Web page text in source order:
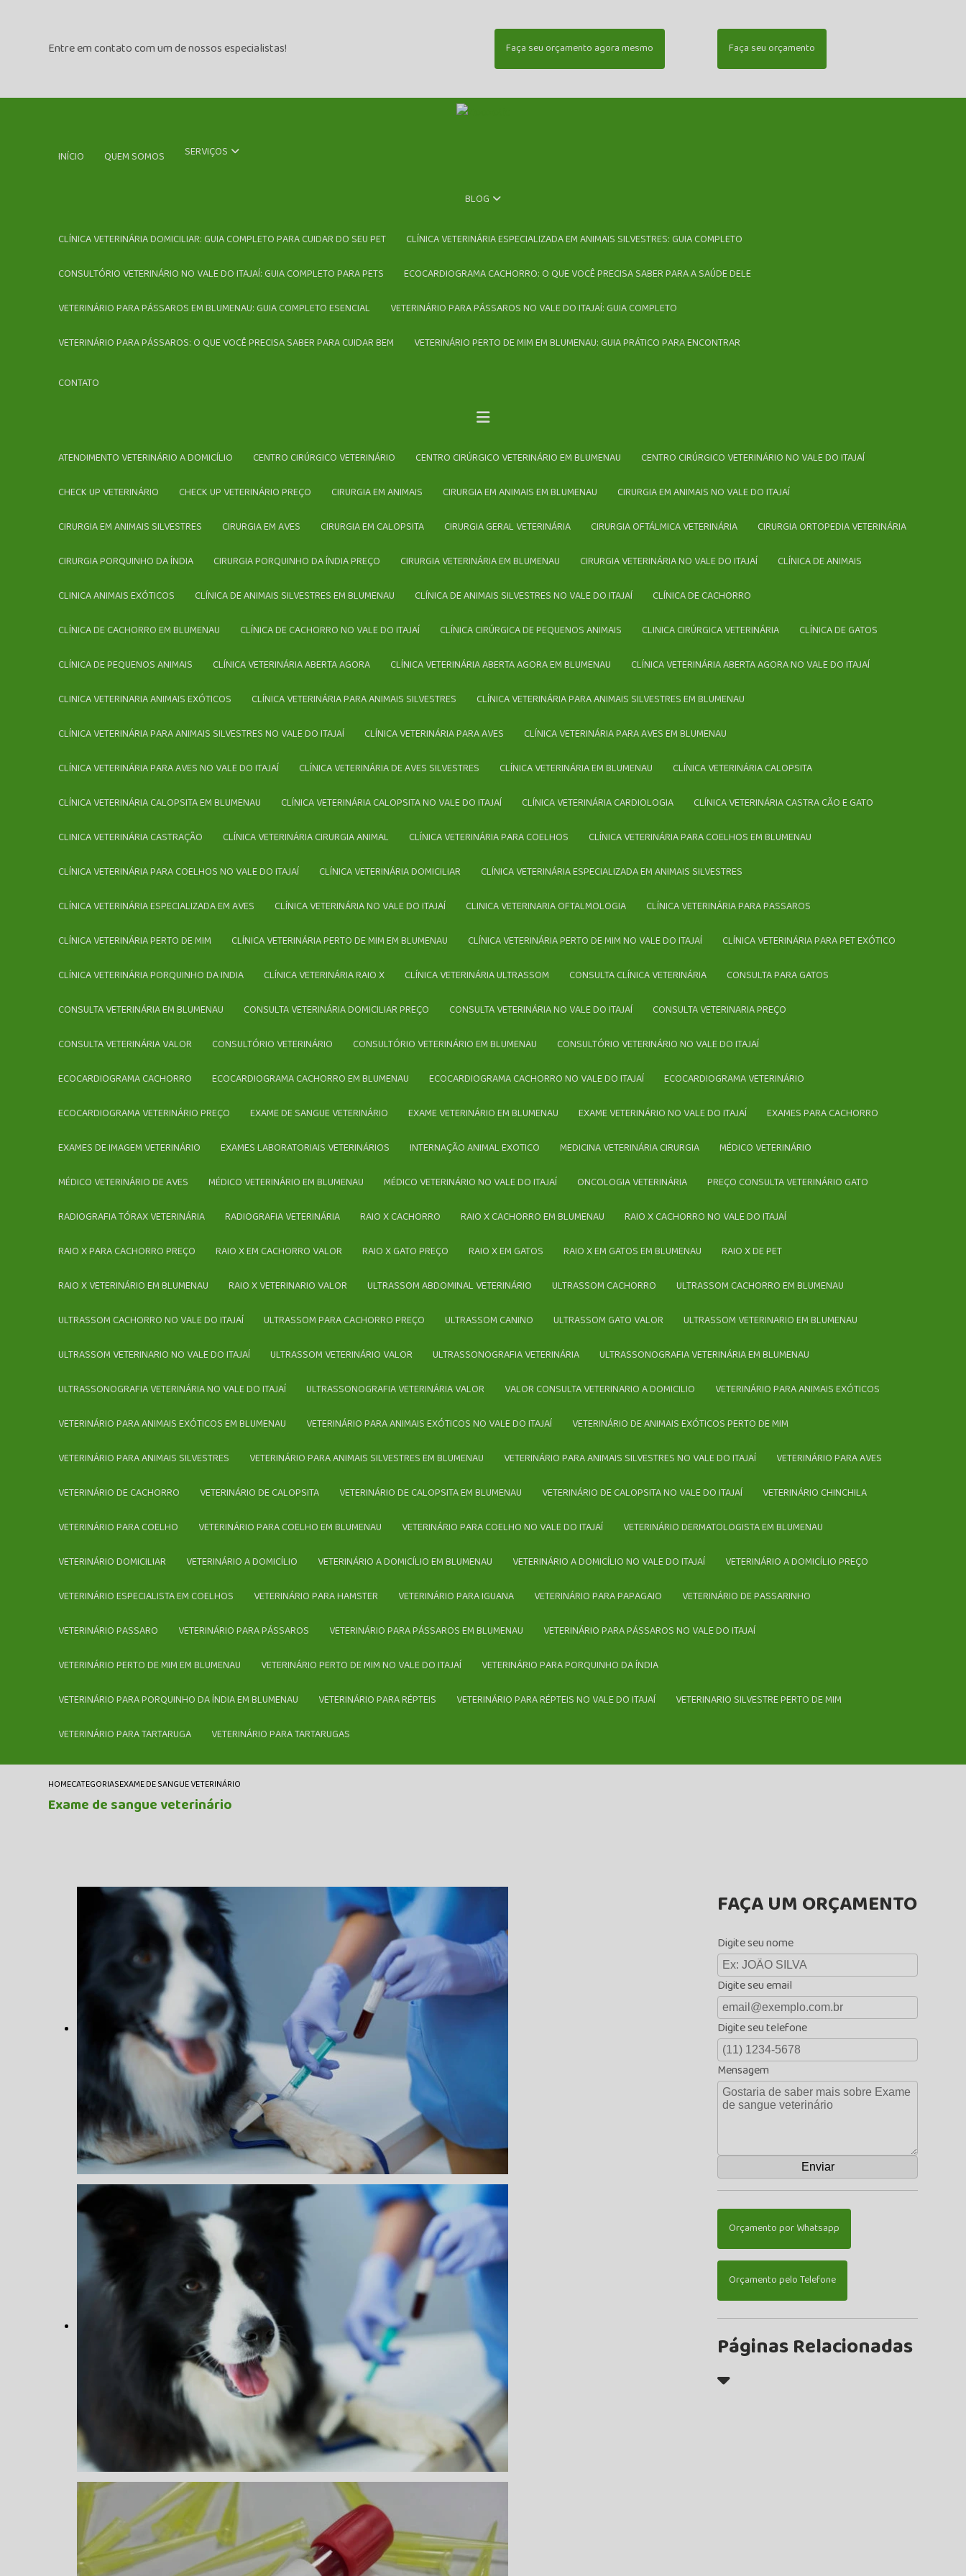
Entre em contato com um de nossos especialistas! Faça seu orçamento agora mesmo Faça seu orçamento
INÍCIO QUEM SOMOS SERVIÇOS
BLOG
CLÍNICA VETERINÁRIA DOMICILIAR: GUIA COMPLETO PARA CUIDAR DO SEU PET
CLÍNICA VETERINÁRIA ESPECIALIZADA EM ANIMAIS SILVESTRES: GUIA COMPLETO
CONSULTÓRIO VETERINÁRIO NO VALE DO ITAJAÍ: GUIA COMPLETO PARA PETS
ECOCARDIOGRAMA CACHORRO: O QUE VOCÊ PRECISA SABER PARA A SAÚDE DELE
VETERINÁRIO PARA PÁSSAROS EM BLUMENAU: GUIA COMPLETO ESENCIAL
VETERINÁRIO PARA PÁSSAROS NO VALE DO ITAJAÍ: GUIA COMPLETO
VETERINÁRIO PARA PÁSSAROS: O QUE VOCÊ PRECISA SABER PARA CUIDAR BEM
VETERINÁRIO PERTO DE MIM EM BLUMENAU: GUIA PRÁTICO PARA ENCONTRAR
CONTATO
ATENDIMENTO VETERINÁRIO A DOMICÍLIO CENTRO CIRÚRGICO VETERINÁRIO CENTRO CIRÚRGICO VETERINÁRIO EM BLUMENAU
CENTRO CIRÚRGICO VETERINÁRIO NO VALE DO ITAJAÍ
CHECK UP VETERINÁRIO
CHECK UP VETERINÁRIO PREÇO CIRURGIA EM ANIMAIS CIRURGIA EM ANIMAIS EM BLUMENAU
CIRURGIA EM ANIMAIS NO VALE DO ITAJAÍ
CIRURGIA EM ANIMAIS SILVESTRES
CIRURGIA EM AVES CIRURGIA EM CALOPSITA CIRURGIA GERAL VETERINÁRIA CIRURGIA OFTÁLMICA VETERINÁRIA
CIRURGIA ORTOPEDIA VETERINÁRIA
CIRURGIA PORQUINHO DA ÍNDIA
CIRURGIA PORQUINHO DA ÍNDIA PREÇO CIRURGIA VETERINÁRIA EM BLUMENAU CIRURGIA VETERINÁRIA NO VALE DO ITAJAÍ
CLÍNICA DE ANIMAIS
CLINICA ANIMAIS EXÓTICOS
CLÍNICA DE ANIMAIS SILVESTRES EM BLUMENAU CLÍNICA DE ANIMAIS SILVESTRES NO VALE DO ITAJAÍ
CLÍNICA DE CACHORRO
CLÍNICA DE CACHORRO EM BLUMENAU
CLÍNICA DE CACHORRO NO VALE DO ITAJAÍ CLÍNICA CIRÚRGICA DE PEQUENOS ANIMAIS CLINICA CIRÚRGICA VETERINÁRIA
CLÍNICA DE GATOS
CLÍNICA DE PEQUENOS ANIMAIS
CLÍNICA VETERINÁRIA ABERTA AGORA CLÍNICA VETERINÁRIA ABERTA AGORA EM BLUMENAU
CLÍNICA VETERINÁRIA ABERTA AGORA NO VALE DO ITAJAÍ
CLINICA VETERINARIA ANIMAIS EXÓTICOS
CLÍNICA VETERINÁRIA PARA ANIMAIS SILVESTRES
CLÍNICA VETERINÁRIA PARA ANIMAIS SILVESTRES EM BLUMENAU
CLÍNICA VETERINÁRIA PARA ANIMAIS SILVESTRES NO VALE DO ITAJAÍ
CLÍNICA VETERINÁRIA PARA AVES
CLÍNICA VETERINÁRIA PARA AVES EM BLUMENAU
CLÍNICA VETERINÁRIA PARA AVES NO VALE DO ITAJAÍ
CLÍNICA VETERINÁRIA DE AVES SILVESTRES CLÍNICA VETERINÁRIA EM BLUMENAU
CLÍNICA VETERINÁRIA CALOPSITA
CLÍNICA VETERINÁRIA CALOPSITA EM BLUMENAU
CLÍNICA VETERINÁRIA CALOPSITA NO VALE DO ITAJAÍ CLÍNICA VETERINÁRIA CARDIOLOGIA
CLÍNICA VETERINÁRIA CASTRA CÃO E GATO
CLINICA VETERINÁRIA CASTRAÇÃO
CLÍNICA VETERINÁRIA CIRURGIA ANIMAL CLÍNICA VETERINÁRIA PARA COELHOS
CLÍNICA VETERINÁRIA PARA COELHOS EM BLUMENAU
CLÍNICA VETERINÁRIA PARA COELHOS NO VALE DO ITAJAÍ
CLÍNICA VETERINÁRIA DOMICILIAR
CLÍNICA VETERINÁRIA ESPECIALIZADA EM ANIMAIS SILVESTRES
CLÍNICA VETERINÁRIA ESPECIALIZADA EM AVES
CLÍNICA VETERINÁRIA NO VALE DO ITAJAÍ CLINICA VETERINARIA OFTALMOLOGIA
CLÍNICA VETERINÁRIA PARA PASSAROS
CLÍNICA VETERINÁRIA PERTO DE MIM
CLÍNICA VETERINÁRIA PERTO DE MIM EM BLUMENAU CLÍNICA VETERINÁRIA PERTO DE MIM NO VALE DO ITAJAÍ
CLÍNICA VETERINÁRIA PARA PET EXÓTICO
CLÍNICA VETERINÁRIA PORQUINHO DA INDIA
CLÍNICA VETERINÁRIA RAIO X CLÍNICA VETERINÁRIA ULTRASSOM CONSULTA CLÍNICA VETERINÁRIA
CONSULTA PARA GATOS
CONSULTA VETERINÁRIA EM BLUMENAU
CONSULTA VETERINÁRIA DOMICILIAR PREÇO CONSULTA VETERINÁRIA NO VALE DO ITAJAÍ
CONSULTA VETERINARIA PREÇO
CONSULTA VETERINÁRIA VALOR
CONSULTÓRIO VETERINÁRIO CONSULTÓRIO VETERINÁRIO EM BLUMENAU
CONSULTÓRIO VETERINÁRIO NO VALE DO ITAJAÍ
ECOCARDIOGRAMA CACHORRO
ECOCARDIOGRAMA CACHORRO EM BLUMENAU ECOCARDIOGRAMA CACHORRO NO VALE DO ITAJAÍ
ECOCARDIOGRAMA VETERINÁRIO
ECOCARDIOGRAMA VETERINÁRIO PREÇO
EXAME DE SANGUE VETERINÁRIO EXAME VETERINÁRIO EM BLUMENAU EXAME VETERINÁRIO NO VALE DO ITAJAÍ
EXAMES PARA CACHORRO
EXAMES DE IMAGEM VETERINÁRIO
EXAMES LABORATORIAIS VETERINÁRIOS INTERNAÇÃO ANIMAL EXOTICO MEDICINA VETERINÁRIA CIRURGIA
MÉDICO VETERINÁRIO
MÉDICO VETERINÁRIO DE AVES
MÉDICO VETERINÁRIO EM BLUMENAU MÉDICO VETERINÁRIO NO VALE DO ITAJAÍ ONCOLOGIA VETERINÁRIA
PREÇO CONSULTA VETERINÁRIO GATO
RADIOGRAFIA TÓRAX VETERINÁRIA
RADIOGRAFIA VETERINÁRIA RAIO X CACHORRO RAIO X CACHORRO EM BLUMENAU
RAIO X CACHORRO NO VALE DO ITAJAÍ
RAIO X PARA CACHORRO PREÇO
RAIO X EM CACHORRO VALOR RAIO X GATO PREÇO RAIO X EM GATOS RAIO X EM GATOS EM BLUMENAU
RAIO X DE PET
RAIO X VETERINÁRIO EM BLUMENAU
RAIO X VETERINARIO VALOR ULTRASSOM ABDOMINAL VETERINÁRIO ULTRASSOM CACHORRO
ULTRASSOM CACHORRO EM BLUMENAU
ULTRASSOM CACHORRO NO VALE DO ITAJAÍ
ULTRASSOM PARA CACHORRO PREÇO ULTRASSOM CANINO ULTRASSOM GATO VALOR
ULTRASSOM VETERINARIO EM BLUMENAU
ULTRASSOM VETERINARIO NO VALE DO ITAJAÍ
ULTRASSOM VETERINÁRIO VALOR ULTRASSONOGRAFIA VETERINÁRIA
ULTRASSONOGRAFIA VETERINÁRIA EM BLUMENAU
ULTRASSONOGRAFIA VETERINÁRIA NO VALE DO ITAJAÍ
ULTRASSONOGRAFIA VETERINÁRIA VALOR VALOR CONSULTA VETERINARIO A DOMICILIO
VETERINÁRIO PARA ANIMAIS EXÓTICOS
VETERINÁRIO PARA ANIMAIS EXÓTICOS EM BLUMENAU
VETERINÁRIO PARA ANIMAIS EXÓTICOS NO VALE DO ITAJAÍ
VETERINÁRIO DE ANIMAIS EXÓTICOS PERTO DE MIM
VETERINÁRIO PARA ANIMAIS SILVESTRES
VETERINÁRIO PARA ANIMAIS SILVESTRES EM BLUMENAU VETERINÁRIO PARA ANIMAIS SILVESTRES NO VALE DO ITAJAÍ
VETERINÁRIO PARA AVES
VETERINÁRIO DE CACHORRO
VETERINÁRIO DE CALOPSITA VETERINÁRIO DE CALOPSITA EM BLUMENAU VETERINÁRIO DE CALOPSITA NO VALE DO ITAJAÍ
VETERINÁRIO CHINCHILA
VETERINÁRIO PARA COELHO
VETERINÁRIO PARA COELHO EM BLUMENAU VETERINÁRIO PARA COELHO NO VALE DO ITAJAÍ
VETERINÁRIO DERMATOLOGISTA EM BLUMENAU
VETERINÁRIO DOMICILIAR
VETERINÁRIO A DOMICÍLIO VETERINÁRIO A DOMICÍLIO EM BLUMENAU VETERINÁRIO A DOMICÍLIO NO VALE DO ITAJAÍ
VETERINÁRIO A DOMICÍLIO PREÇO
VETERINÁRIO ESPECIALISTA EM COELHOS
VETERINÁRIO PARA HAMSTER VETERINÁRIO PARA IGUANA VETERINÁRIO PARA PAPAGAIO
VETERINÁRIO DE PASSARINHO
VETERINÁRIO PASSARO
VETERINÁRIO PARA PÁSSAROS VETERINÁRIO PARA PÁSSAROS EM BLUMENAU
VETERINÁRIO PARA PÁSSAROS NO VALE DO ITAJAÍ
VETERINÁRIO PERTO DE MIM EM BLUMENAU
VETERINÁRIO PERTO DE MIM NO VALE DO ITAJAÍ
VETERINÁRIO PARA PORQUINHO DA ÍNDIA
VETERINÁRIO PARA PORQUINHO DA ÍNDIA EM BLUMENAU
VETERINÁRIO PARA RÉPTEIS VETERINÁRIO PARA RÉPTEIS NO VALE DO ITAJAÍ
VETERINARIO SILVESTRE PERTO DE MIM
VETERINÁRIO PARA TARTARUGA
VETERINÁRIO PARA TARTARUGAS
HOMECATEGORIASEXAME DE SANGUE VETERINÁRIO
Exame de sangue veterinário
FAÇA UM ORÇAMENTO
Digite seu nome
Digite seu email
Digite seu telefone
Mensagem
Orçamento por Whatsapp
Orçamento pelo Telefone
Páginas Relacionadas